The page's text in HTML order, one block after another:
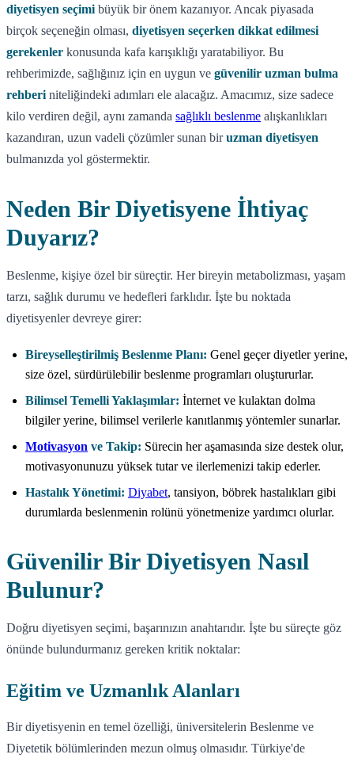
diyetisyen seçimi büyük bir önem kazanıyor. Ancak piyasada
birçok seçeneğin olması, diyetisyen seçerken dikkat edilmesi
gerekenler konusunda kafa karışıklığı yaratabiliyor. Bu
rehberimizde, sağlığınız için en uygun ve güvenilir uzman bulma
rehberi niteliğindeki adımları ele alacağız. Amacımız, size sadece
kilo verdiren değil, aynı zamanda sağlıklı beslenme alışkanlıkları
kazandıran, uzun vadeli çözümler sunan biruzman diyetisyen
bulmanızda yol göstermektir.
Neden Bir Diyetisyene İhtiyaç
Duyarız?
Beslenme, kişiye özel bir süreçtir. Her bireyin metabolizması, yaşam
tarzı, sağlık durumu ve hedefleri farklıdır. İşte bu noktada
diyetisyenler devreye girer:
Bireyselleştirilmiş Beslenme Planı: Genel geçer diyetler yerine,
size özel, sürdürülebilir beslenme programları oluştururlar.
Bilimsel Temelli Yaklaşımlar: İnternet ve kulaktan dolma
bilgiler yerine, bilimsel verilerle kanıtlanmış yöntemler sunarlar.
Motivasyon ve Takip: Sürecin her aşamasında size destek olur,
motivasyonunuzu yüksek tutar ve ilerlemenizi takip ederler.
Hastalık Yönetimi: Diyabet, tansiyon, böbrek hastalıkları gibi
durumlarda beslenmenin rolünü yönetmenize yardımcı olurlar.
Güvenilir Bir Diyetisyen Nasıl
Bulunur?
Doğru diyetisyen seçimi, başarınızın anahtarıdır. İşte bu süreçte göz
önünde bulundurmanız gereken kritik noktalar:
Eğitim ve Uzmanlık Alanları
Bir diyetisyenin en temel özelliği, üniversitelerin Beslenme ve
Diyetetik bölümlerinden mezun olmuş olmasıdır. Türkiye'de